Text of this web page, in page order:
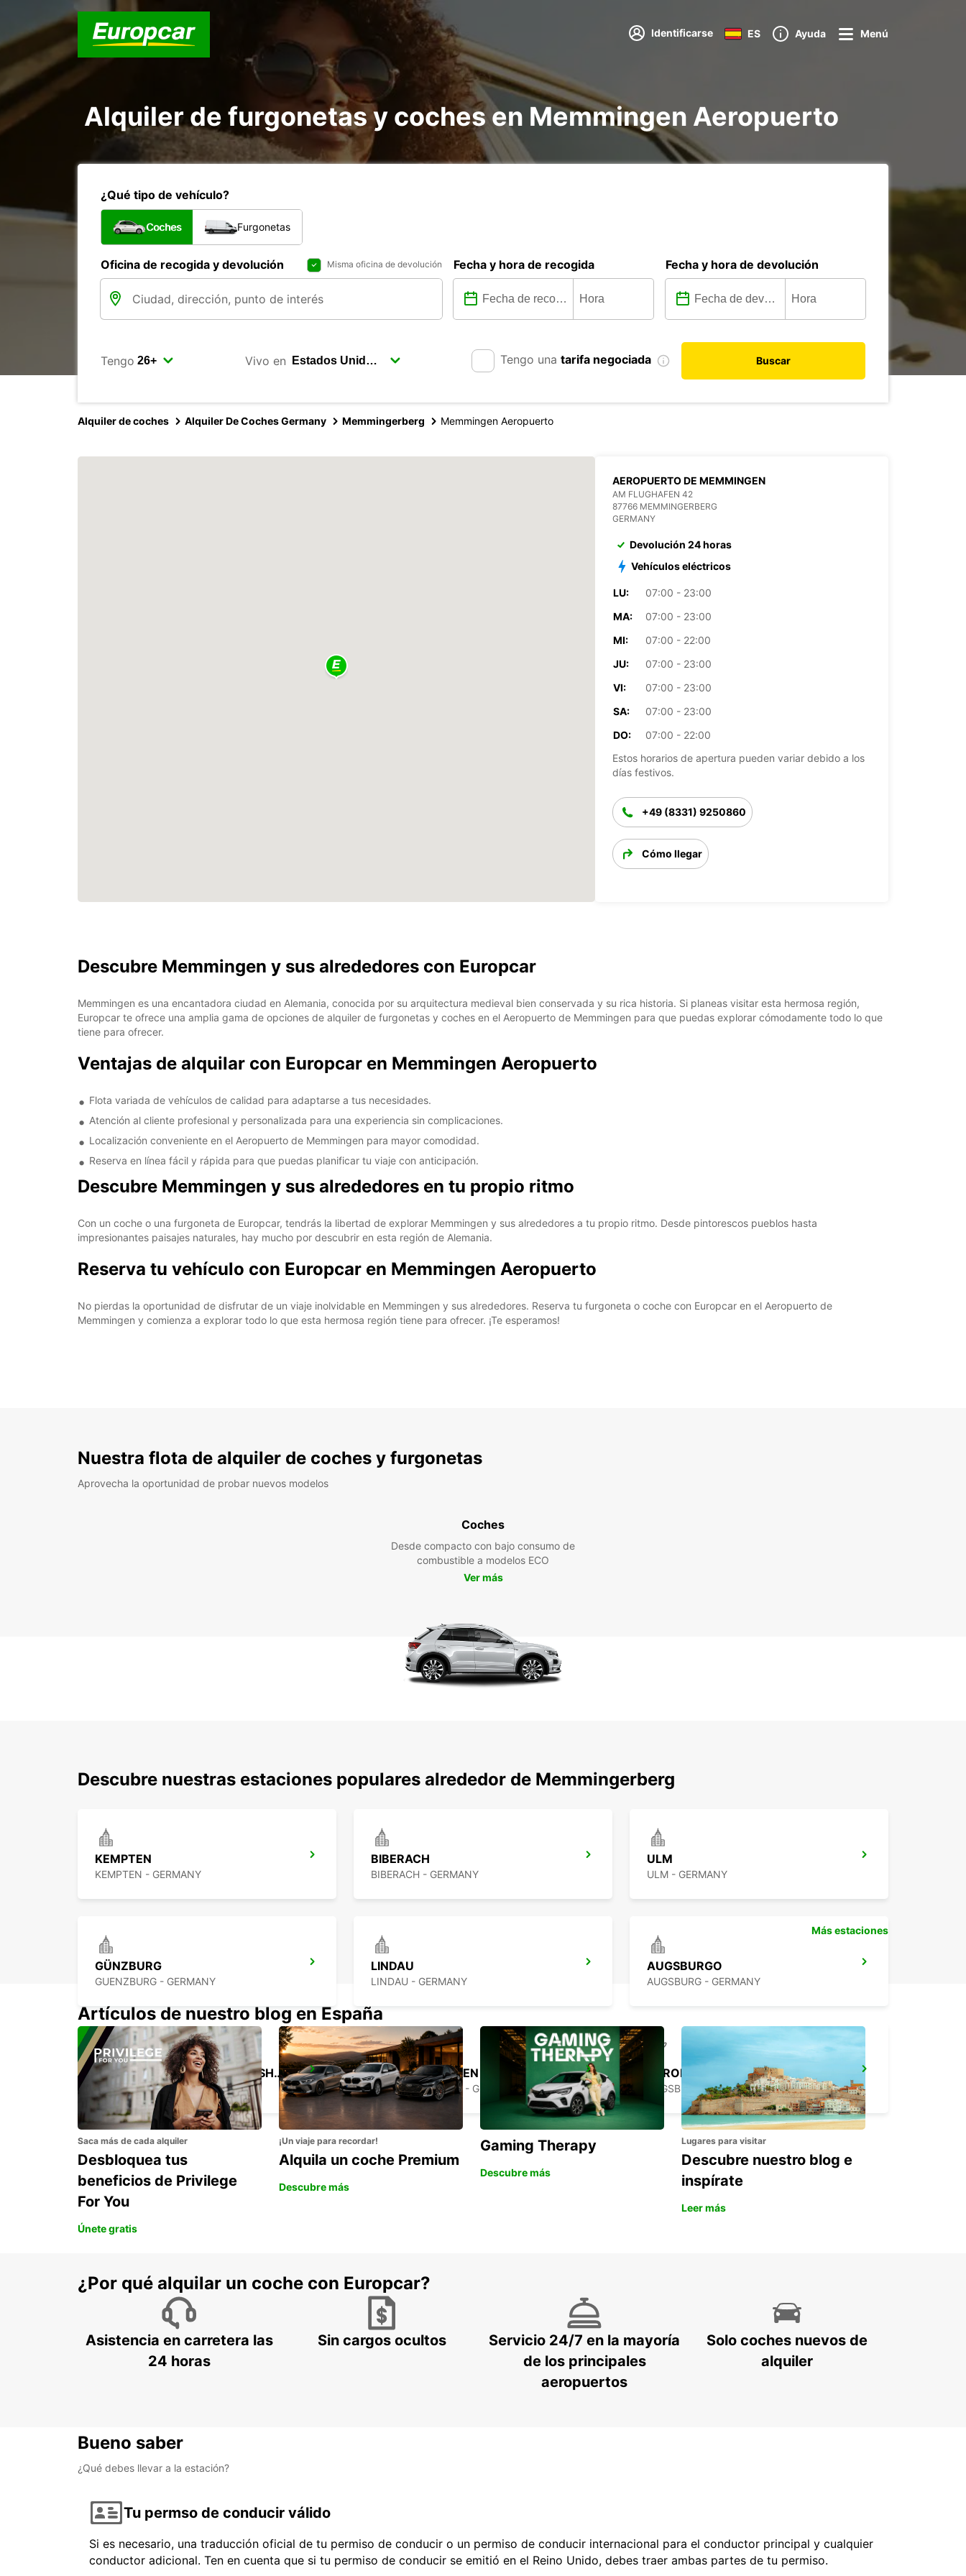
Identificarse ES Ayuda Menú
Alquiler de furgonetas y coches en Memmingen Aeropuerto
¿Qué tipo de vehículo?
Coches Furgonetas
Oficina de recogida y devolución Misma oficina de devolución Fecha y hora de recogida Fecha y hora de devolución
Tengo Vivo en Tengo una tarifa negociada Buscar
Alquiler de coches Alquiler De Coches Germany Memmingerberg Memmingen Aeropuerto
AEROPUERTO DE MEMMINGEN
AM FLUGHAFEN 42
87766 MEMMINGERBERG
GERMANY
Devolución 24 horas
Vehículos eléctricos
LU:
07:00 - 23:00
MA:
07:00 - 23:00
MI:
07:00 - 22:00
JU:
07:00 - 23:00
VI:
07:00 - 23:00
SA:
07:00 - 23:00
DO:
07:00 - 22:00
Estos horarios de apertura pueden variar debido a los
días festivos.
+49 (8331) 9250860
Cómo llegar
Descubre Memmingen y sus alrededores con Europcar
Memmingen es una encantadora ciudad en Alemania, conocida por su arquitectura medieval bien conservada y su rica historia. Si planeas visitar esta hermosa región,
Europcar te ofrece una amplia gama de opciones de alquiler de furgonetas y coches en el Aeropuerto de Memmingen para que puedas explorar cómodamente todo lo que
tiene para ofrecer.
Ventajas de alquilar con Europcar en Memmingen Aeropuerto
Flota variada de vehículos de calidad para adaptarse a tus necesidades.
Atención al cliente profesional y personalizada para una experiencia sin complicaciones.
Localización conveniente en el Aeropuerto de Memmingen para mayor comodidad.
Reserva en línea fácil y rápida para que puedas planificar tu viaje con anticipación.
Descubre Memmingen y sus alrededores en tu propio ritmo
Con un coche o una furgoneta de Europcar, tendrás la libertad de explorar Memmingen y sus alrededores a tu propio ritmo. Desde pintorescos pueblos hasta
impresionantes paisajes naturales, hay mucho por descubrir en esta región de Alemania.
Reserva tu vehículo con Europcar en Memmingen Aeropuerto
No pierdas la oportunidad de disfrutar de un viaje inolvidable en Memmingen y sus alrededores. Reserva tu furgoneta o coche con Europcar en el Aeropuerto de
Memmingen y comienza a explorar todo lo que esta hermosa región tiene para ofrecer. ¡Te esperamos!
Nuestra flota de alquiler de coches y furgonetas
Aprovecha la oportunidad de probar nuevos modelos
Coches
Desde compacto con bajo consumo de
combustible a modelos ECO
Ver más
Descubre nuestras estaciones populares alrededor de Memmingerberg
KEMPTEN
KEMPTEN - GERMANY
BIBERACH
BIBERACH - GERMANY
ULM
ULM - GERMANY
GÜNZBURG
GUENZBURG - GERMANY
LINDAU
LINDAU - GERMANY
AUGSBURGO
AUGSBURG - GERMANY
AEROPUERTO DE FRIEDRICHSHAFEN
FRIEDRICHSHAFEN - GERMANY
FRIEDRICHSHAFEN CIUDAD
FRIEDRICHSHAFEN - GERMANY
AEROPUERTO DE AUGSBURGO
AUGSBURG - GERMANY
Más estaciones
Artículos de nuestro blog en España
Saca más de cada alquiler
Desbloquea tus
beneficios de Privilege
For You
Únete gratis
¡Un viaje para recordar!
Alquila un coche Premium
Descubre más
Gaming Therapy
Descubre más
Lugares para visitar
Descubre nuestro blog e
inspírate
Leer más
¿Por qué alquilar un coche con Europcar?
Asistencia en carretera las
24 horas
Sin cargos ocultos
Servicio 24/7 en la mayoría
de los principales
aeropuertos
Solo coches nuevos de
alquiler
Bueno saber
¿Qué debes llevar a la estación?
Tu permso de conducir válido
Si es necesario, una traducción oficial de tu permiso de conducir o un permiso de conducir internacional para el conductor principal y cualquier
conductor adicional. Ten en cuenta que si tu permiso de conducir se emitió en el Reino Unido, debes traer ambas partes de tu permiso.